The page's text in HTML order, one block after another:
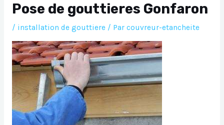
Pose de gouttieres Gonfaron
/ installation de gouttiere/ Par couvreur-etancheite